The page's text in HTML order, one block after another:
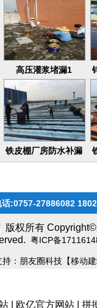
高压灌浆堵漏1
铁皮棚厂房防水补漏
话:0757-27886082
版权所有
粤ICP备
持：朋友圈科技【移动建
欧亿官方网站 |拼